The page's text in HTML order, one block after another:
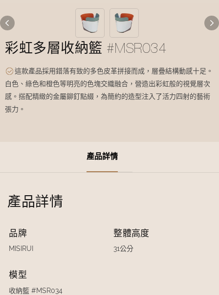
彩虹多層收納籃 #MSR034
這款產品採用錯落有致的多色皮革拼接而成，層疊結構動感十足。
白色、綠色和橙色等明亮的色塊交織融合，營造出彩虹般的視覺層次
感。搭配精緻的金屬鉚釘點綴，為簡約的造型注入了活力四射的藝術
張力。
產品詳情
產品詳情
品牌
MISIRUI
整體高度
31公分
模型
收納籃 #MSR034